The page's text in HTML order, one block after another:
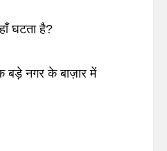
घटता है?
बड़े नगर के बाज़ार में